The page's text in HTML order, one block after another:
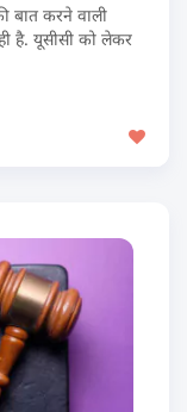
बात करने वाली
है. यूसीसी को लेकर